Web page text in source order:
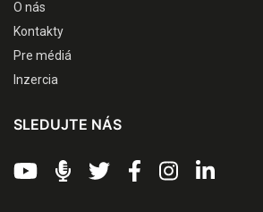
O nás
Kontakty
Pre médiá
Inzercia
SLEDUJTE NÁS